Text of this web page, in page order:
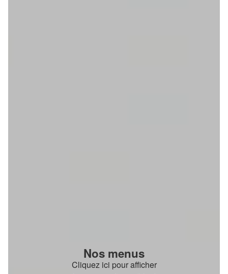
Nos menus
Cliquez ici pour afficher